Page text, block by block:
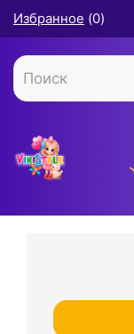
Избранное (0)